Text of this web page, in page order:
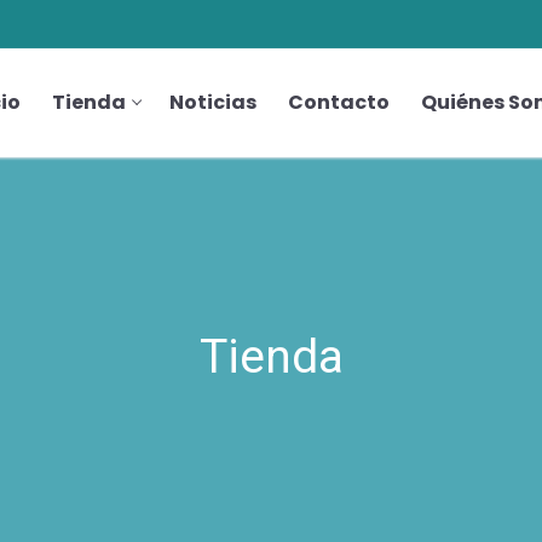
Tienda Noticias Contacto Quiénes
Tienda